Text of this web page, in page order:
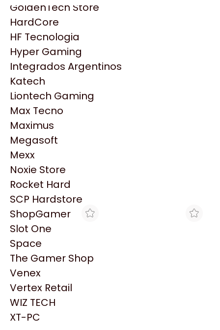
HP
HyperX
INNO3D
Intel
Kingston
Lenovo
Logitech
MSI
NVIDIA GeForce
NZXT
PNY
Palit
Philips
PowerColor
Razer
Redragon
Samsung
Sandisk
Sapphire
Seagate
Sentey
Solarmax
GoldenTech Store
HardCore
HF Tecnologia
Hyper Gaming
Integrados Argentinos
Katech
Liontech Gaming
Max Tecno
Maximus
Megasoft
Mexx
Noxie Store
Rocket Hard
SCP Hardstore
ShopGamer
Slot One
Space
The Gamer Shop
Venex
Vertex Retail
WIZ TECH
XT-PC
Productos
Similares
Explorá más productos similares
FUENTE / CARGADOR 12V
- 500MA
$9.774